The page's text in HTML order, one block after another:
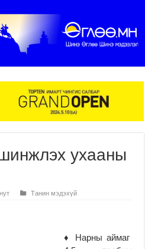
ухааны
Танин мэдэхүй
♦ Нарны аймаг